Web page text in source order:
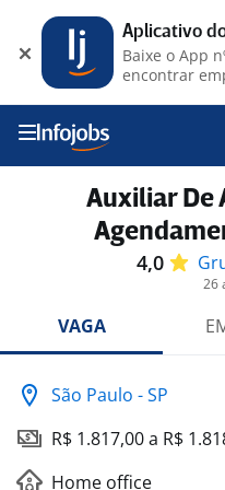
Auxiliar De
4,0
26
VAGA
São Paulo - SP
R$ 1.817,00 a R$
Home office
Aplicativo
Baixe o App
encontrar